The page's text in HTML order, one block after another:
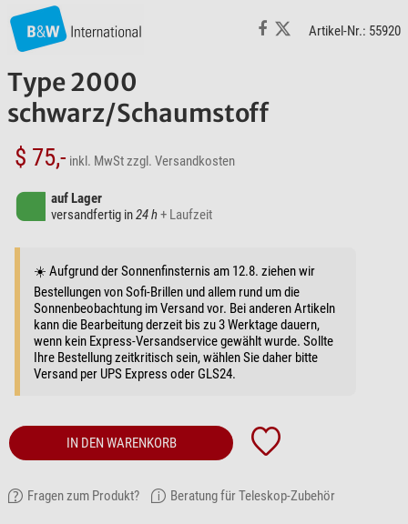
Artikel-Nr.: 55920
Type 2000
schwarz/Schaumstoff
$ 75,- inkl. MwStzzgl. Versandkosten
auf Lager
versandfertig in24 h+ Laufzeit
☀️ Aufgrund der Sonnenfinsternis am 12.8. ziehen wir
Bestellungen von Sofi-Brillen und allem rund um die
Sonnenbeobachtung im Versand vor. Bei anderen Artikeln
kann die Bearbeitung derzeit bis zu 3 Werktage dauern,
wenn kein Express-Versandservice gewählt wurde. Sollte
Ihre Bestellung zeitkritisch sein, wählen Sie daher bitte
Versand per UPS Express oder GLS24.
IN DEN WARENKORB
Fragen zum Produkt? Beratung für Teleskop-Zubehör